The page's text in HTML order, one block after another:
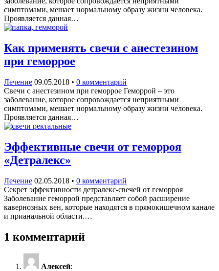
симптомами, мешает нормальному образу жизни человека.
Проявляется данная…
Как применять свечи с анестезином
при геморрое
Лечение 09.05.2018 • 0 комментарий
Свечи с анестезином при геморрое Геморрой – это
заболевание, которое сопровождается неприятными
симптомами, мешает нормальному образу жизни человека.
Проявляется данная…
Эффективные свечи от геморроя
«Детралекс»
Лечение 02.05.2018 • 0 комментарий
Секрет эффективности детралекс-свечей от геморроя
Заболевание геморрой представляет собой расширение
кавернозных вен, которые находятся в прямокишечном канале
и прианальной области.…
1 комментарий
Алексей: